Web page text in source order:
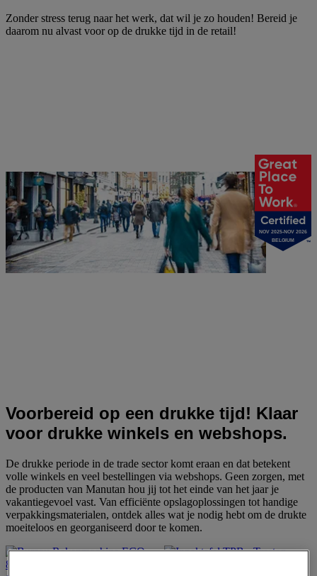
Zonder stress terug naar het werk, dat wil je zo houden! Bereid je
daarom nu alvast voor op de drukke tijd in de retail!
Voorbereid op een drukke tijd! Klaar
voor drukke winkels en webshops.
De drukke periode in de trade sector komt eraan en dat betekent
volle winkels en veel bestellingen via webshops. Geen zorgen, met
de producten van Manutan hou jij tot het einde van het jaar je
vakantiegevoel vast. Van efficiënte opslagoplossingen tot handige
verpakkingsmaterialen, ontdek alles wat je nodig hebt om de drukte
moeiteloos en georganiseerd door te komen.
NOV 2025-NOV 2026
BELGIUM